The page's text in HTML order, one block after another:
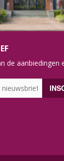
de aanbiedingen